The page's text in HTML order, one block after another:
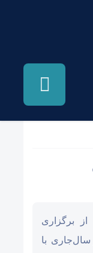
برگزاری
با